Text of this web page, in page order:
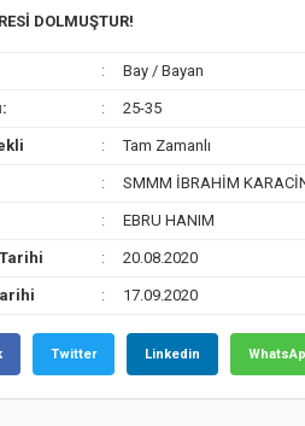
DOLMUŞTUR!
Bay / Bayan
25-35
Tam Zamanlı
SMMM İBRAHİM
EBRU HANIM
20.08.2020
17.09.2020
Twitter Linkedin